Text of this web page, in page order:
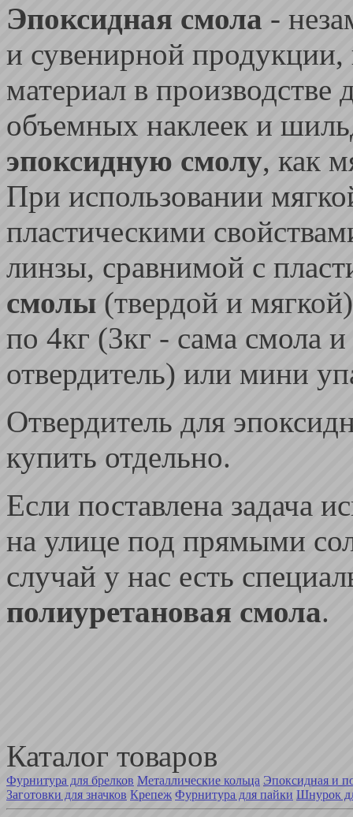
Эпоксидная смола -
и сувенирной продукции,
материал в производстве
объемных наклеек и
эпоксидную смолу, как
При использовании
пластическими
линзы, сравнимой с
смолы (твердой и
по 4кг (3кг - сама смола
отвердитель) или мини
Отвердитель для
купить отдельно.
Если поставлена задача
на улице под прямыми
случай у нас есть
полиуретановая смола.
Каталог товаров
Фурнитура для брелков Металлические кольца Эпоксидная и
Заготовки для значков Крепеж Фурнитура для пайки Шнурок